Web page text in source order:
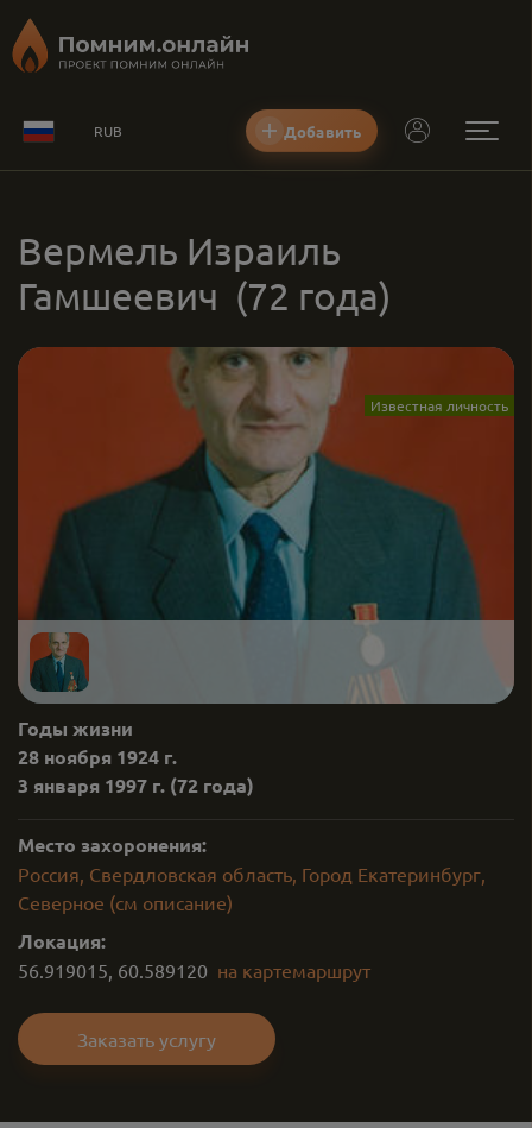
RUB Добавить
Вермель Израиль
Гамшеевич (72 года)
Известная личность
Годы жизни
28 ноября 1924 г.
3 января 1997 г. (72 года)
Место захоронения:
Россия, Свердловская область, Город Екатеринбург,
Северное (см описание)
Локация:
56.919015, 60.589120 на картемаршрут
Заказать услугу